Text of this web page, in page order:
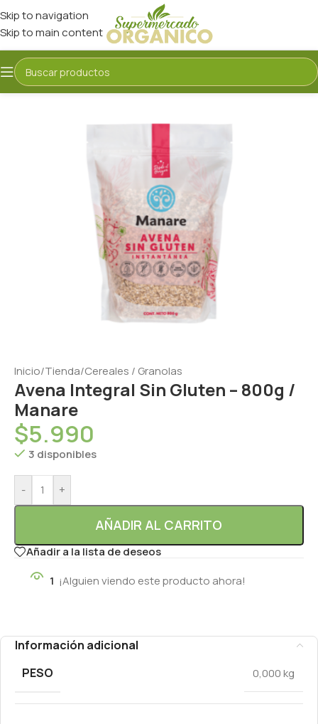
Skip to navigation
Skip to main content
Inicio/Tienda/Cereales / Granolas
Avena Integral Sin Gluten – 800g /
Manare
$5.990
3 disponibles
- +
AÑADIR AL CARRITO
Añadir a la lista de deseos
1 ¡Alguien viendo este producto ahora!
Información adicional
PESO
0,000 kg